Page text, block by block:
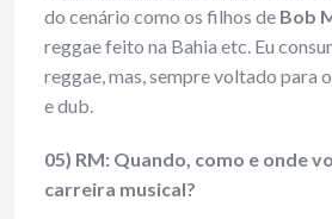
do cenário como os filhos de Bob
reggae feito na Bahia etc. Eu
reggae, mas, sempre voltado para
e dub.
05) RM: Quando, como e onde
carreira musical?